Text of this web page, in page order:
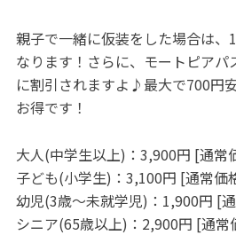
親子で一緒に仮装をした場合は、
なります！さらに、モートピアパ
に割引されますよ♪最大で700円
お得です！
大人(中学生以上)：3,900円 [通常
子ども(小学生)：3,100円 [通常価
幼児(3歳～未就学児)：1,900円 [
シニア(65歳以上)：2,900円 [通